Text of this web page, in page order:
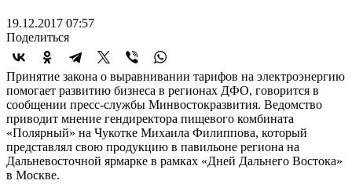
19.12.2017 07:57
Поделиться
Принятие закона о выравнивании тарифов на электроэнергию
помогает развитию бизнеса в регионах ДФО, говорится в
сообщении пресс-службы Минвостокразвития. Ведомство
приводит мнение гендиректора пищевого комбината
«Полярный» на Чукотке Михаила Филиппова, который
представлял свою продукцию в павильоне региона на
Дальневосточной ярмарке в рамках «Дней Дальнего Востока»
в Москве.